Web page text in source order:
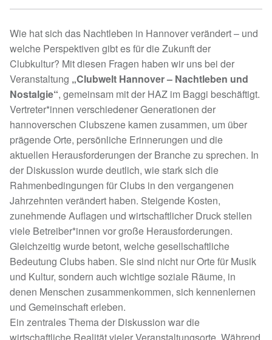
Wie hat sich das Nachtleben in Hannover verändert – und
welche Perspektiven gibt es für die Zukunft der
Clubkultur? Mit diesen Fragen haben wir uns bei der
Veranstaltung „Clubwelt Hannover – Nachtleben und
Nostalgie“, gemeinsam mit der HAZ im Baggi beschäftigt.
Vertreter*innen verschiedener Generationen der
hannoverschen Clubszene kamen zusammen, um über
prägende Orte, persönliche Erinnerungen und die
aktuellen Herausforderungen der Branche zu sprechen. In
der Diskussion wurde deutlich, wie stark sich die
Rahmenbedingungen für Clubs in den vergangenen
Jahrzehnten verändert haben. Steigende Kosten,
zunehmende Auflagen und wirtschaftlicher Druck stellen
viele Betreiber*innen vor große Herausforderungen.
Gleichzeitig wurde betont, welche gesellschaftliche
Bedeutung Clubs haben. Sie sind nicht nur Orte für Musik
und Kultur, sondern auch wichtige soziale Räume, in
denen Menschen zusammenkommen, sich kennenlernen
und Gemeinschaft erleben.
Ein zentrales Thema der Diskussion war die
wirtschaftliche Realität vieler Veranstaltungsorte. Während